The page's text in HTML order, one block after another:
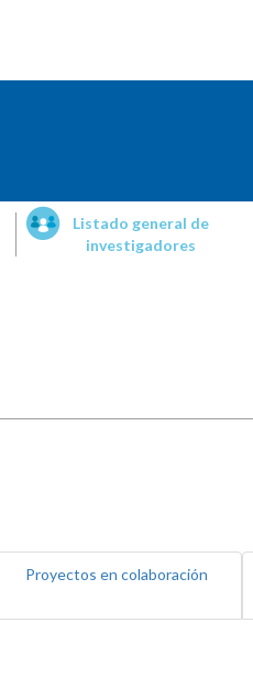
Listado general de
investigadores
Proyectos en colaboración